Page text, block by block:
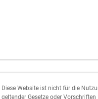
Diese Website ist nicht für die
geltender Gesetze oder